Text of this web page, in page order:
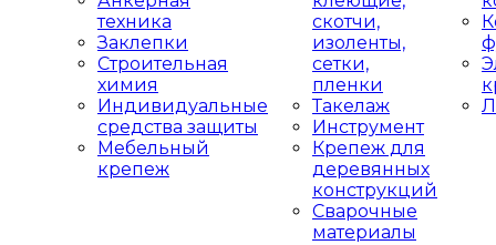
техника
Заклепки
Строительная
химия
Индивидуальные
средства защиты
Мебельный
крепеж
скотчи,
изоленты,
сетки,
пленки
Такелаж
Инструмент
Крепеж для
деревянных
конструкций
Сварочные
материалы